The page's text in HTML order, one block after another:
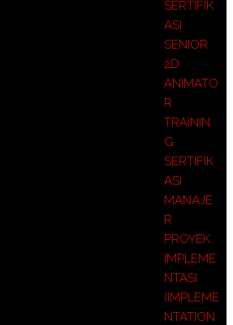
SERTIFIK
ASI
SENIOR
2D
ANIMATO
R
TRAININ
G
SERTIFIK
ASI
MANAJE
R
PROYEK
IMPLEME
NTASI
(IMPLEME
NTATION